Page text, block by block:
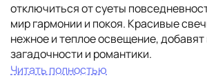
отключиться от суеты
мир гармонии и покоя. Красивые
нежное и теплое освещение, добавят
загадочности и романтики.
Читать полностью